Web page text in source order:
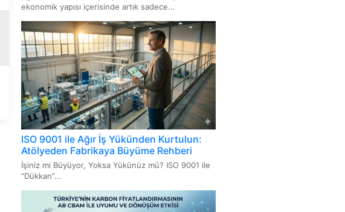
ISO 13027 Hijyen ve Sanitasyon
Sistemi
ISO 20000 Bilgi Teknolojileri Hizmet
Yönetimi Sistemi
ISO 22716 Kozmetik GMP-İyi Üretim
Uygulamaları
ekonomik yapısı içerisinde artık sadece...
ISO 9001 ile Ağır İş Yükünden Kurtulun:
Atölyeden Fabrikaya Büyüme Rehberi
İşiniz mi Büyüyor, Yoksa Yükünüz mü? ISO 9001 ile
“Dükkan”...